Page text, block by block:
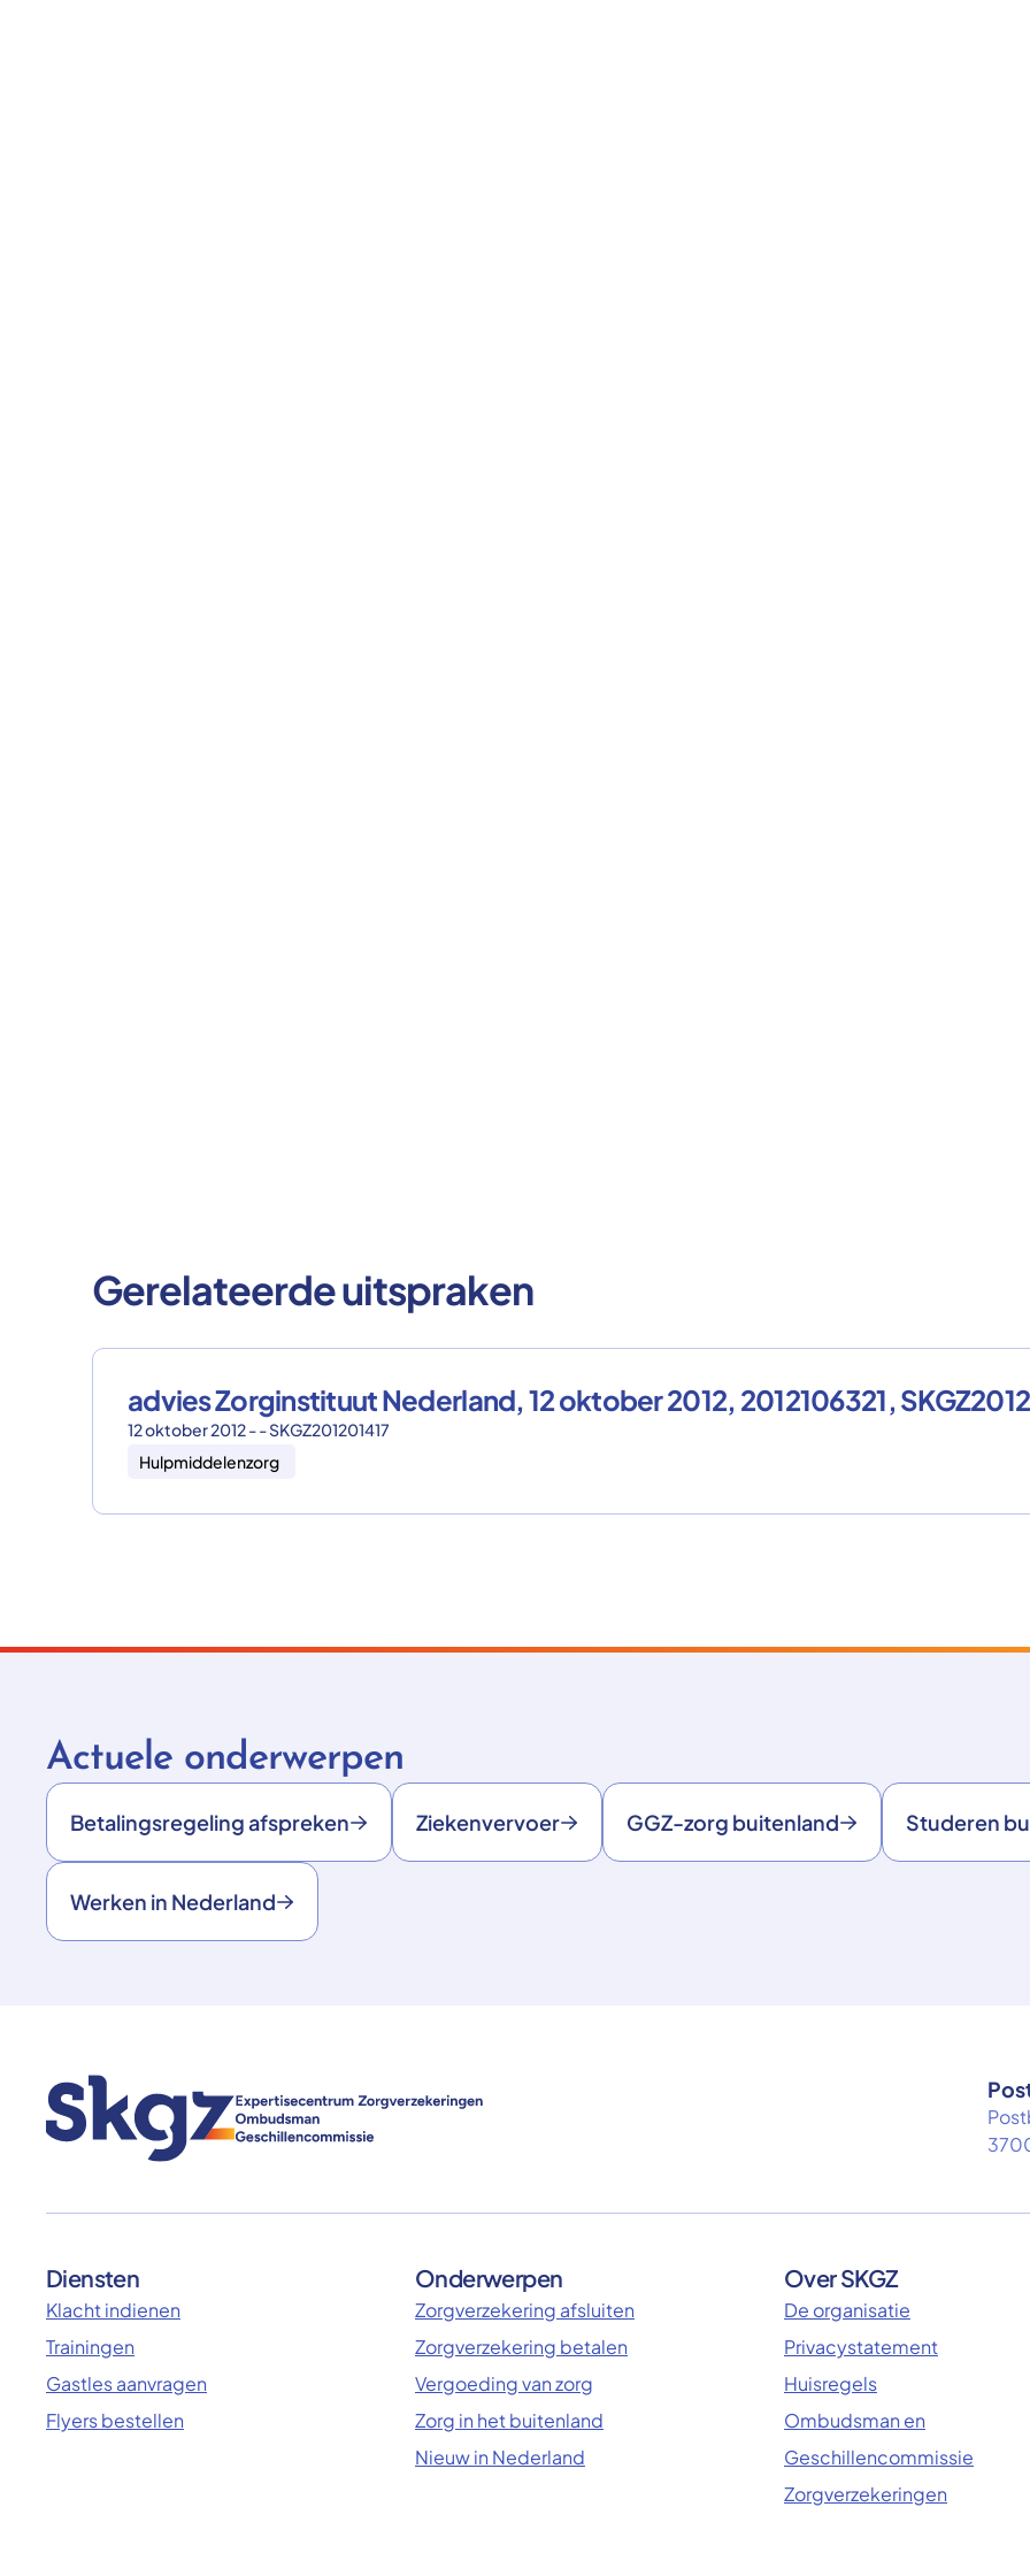
Gerelateerde uitspraken
advies Zorginstituut Nederland, 12 oktober 2012, 2012106321,
12 oktober 2012 - - SKGZ201201417
Hulpmiddelenzorg
Actuele onderwerpen
Betalingsregeling afspreken Ziekenvervoer GGZ-zorg buitenland Studeren
Werken in Nederland
Diensten
Klacht indienen
Trainingen
Gastles aanvragen
Flyers bestellen
Onderwerpen
Zorgverzekering afsluiten
Zorgverzekering betalen
Vergoeding van zorg
Zorg in het buitenland
Nieuw in Nederland
Over SKGZ
De organisatie
Privacystatement
Huisregels
Ombudsman en
Geschillencommissie
Zorgverzekeringen